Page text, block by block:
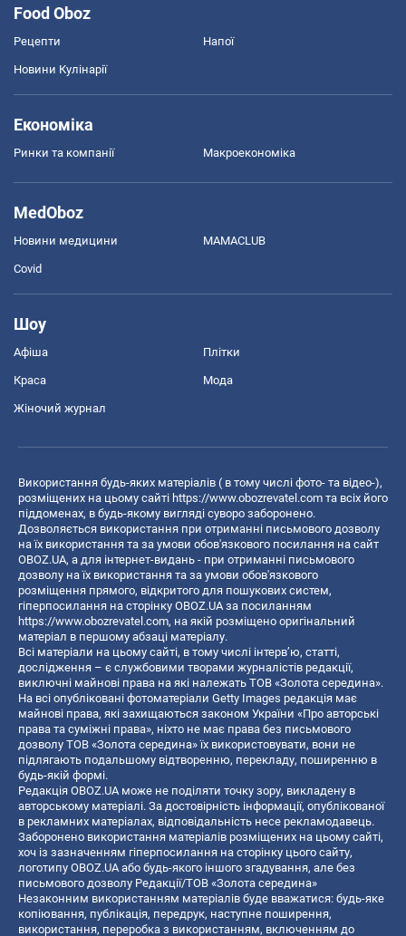
Food Oboz
Рецепти Напої
Новини Кулінарії
Економіка
Ринки та компанії Макроекономіка
MedOboz
Новини медицини MAMACLUB
Covid
Шоу
Афіша Плітки
Краса Мода
Жіночий журнал
Використання будь-яких матеріалів ( в тому числі фото- та відео-),
розміщених на цьому сайті https://www.obozrevatel.com та всіх його
піддоменах, в будь-якому вигляді суворо заборонено.
Дозволяється використання при отриманні письмового дозволу
на їх використання та за умови обов'язкового посилання на сайт
OBOZ.UA, а для інтернет-видань - при отриманні письмового
дозволу на їх використання та за умови обов'язкового
розміщення прямого, відкритого для пошукових систем,
гіперпосилання на сторінку OBOZ.UA за посиланням
https://www.obozrevatel.com, на якій розміщено оригінальний
матеріал в першому абзаці матеріалу.
Всі матеріали на цьому сайті, в тому числі інтерв’ю, статті,
дослідження – є службовими творами журналістів редакції,
виключні майнові права на які належать ТОВ «Золота середина».
На всі опубліковані фотоматеріали Getty Images редакція має
майнові права, які захищаються законом України «Про авторські
права та суміжні права», ніхто не має права без письмового
дозволу ТОВ «Золота середина» їх використовувати, вони не
підлягають подальшому відтворенню, перекладу, поширенню в
будь-якій формі.
Редакція OBOZ.UA може не поділяти точку зору, викладену в
авторському матеріалі. За достовірність інформації, опублікованої
в рекламних матеріалах, відповідальність несе рекламодавець.
Заборонено використання матеріалів розміщених на цьому сайті,
хоч із зазначенням гіперпосилання на сторінку цього сайту,
логотипу OBOZ.UA або будь-якого іншого згадування, але без
письмового дозволу Редакції/ТОВ «Золота середина»
Незаконним використанням матеріалів буде вважатися: будь-яке
копiювання, публiкацiя, передрук, наступне поширення,
використання, переробка з використанням, включенням до